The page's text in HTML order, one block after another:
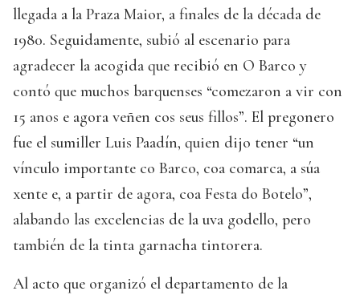
llegada a la Praza Maior, a finales de la década de
1980. Seguidamente, subió al escenario para
agradecer la acogida que recibió en O Barco y
contó que muchos barquenses “comezaron a vir con
15 anos e agora veñen cos seus fillos”. El pregonero
fue el sumiller Luis Paadín, quien dijo tener “un
vínculo importante co Barco, coa comarca, a súa
xente e, a partir de agora, coa Festa do Botelo”,
alabando las excelencias de la uva godello, pero
también de la tinta garnacha tintorera.
Al acto que organizó el departamento de la